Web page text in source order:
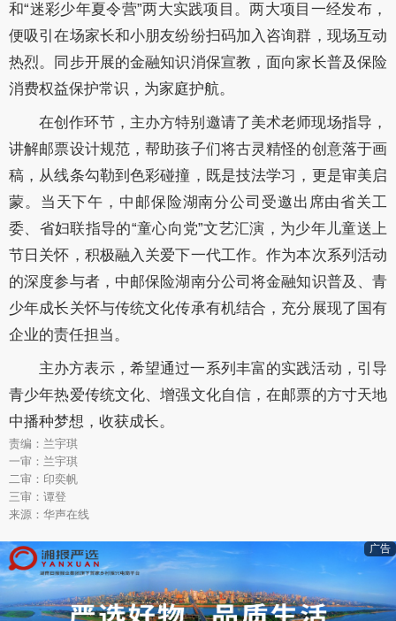
和“迷彩少年夏令营”两大实践项目。两大项目一经发布，
便吸引在场家长和小朋友纷纷扫码加入咨询群，现场互动
热烈。同步开展的金融知识消保宣教，面向家长普及保险
消费权益保护常识，为家庭护航。
在创作环节，主办方特别邀请了美术老师现场指导，
讲解邮票设计规范，帮助孩子们将古灵精怪的创意落于画
稿，从线条勾勒到色彩碰撞，既是技法学习，更是审美启
蒙。当天下午，中邮保险湖南分公司受邀出席由省关工
委、省妇联指导的“童心向党”文艺汇演，为少年儿童送上
节日关怀，积极融入关爱下一代工作。作为本次系列活动
的深度参与者，中邮保险湖南分公司将金融知识普及、青
少年成长关怀与传统文化传承有机结合，充分展现了国有
企业的责任担当。
主办方表示，希望通过一系列丰富的实践活动，引导
青少年热爱传统文化、增强文化自信，在邮票的方寸天地
中播种梦想，收获成长。
责编：兰宇琪
一审：兰宇琪
二审：印奕帆
三审：谭登
来源：华声在线
广告